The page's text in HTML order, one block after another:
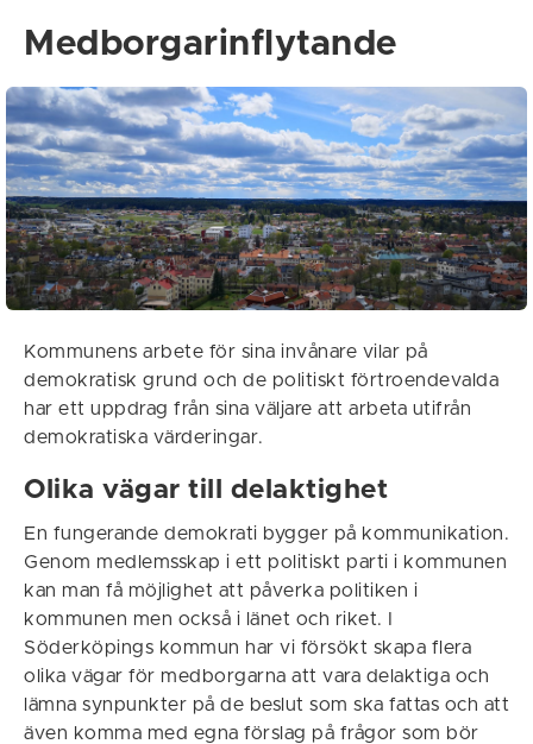
Medborgarinflytande
Kommunens arbete för sina invånare vilar på
demokratisk grund och de politiskt förtroendevalda
har ett uppdrag från sina väljare att arbeta utifrån
demokratiska värderingar.
Olika vägar till delaktighet
En fungerande demokrati bygger på kommunikation.
Genom medlemsskap i ett politiskt parti i kommunen
kan man få möjlighet att påverka politiken i
kommunen men också i länet och riket. I
Söderköpings kommun har vi försökt skapa flera
olika vägar för medborgarna att vara delaktiga och
lämna synpunkter på de beslut som ska fattas och att
även komma med egna förslag på frågor som bör